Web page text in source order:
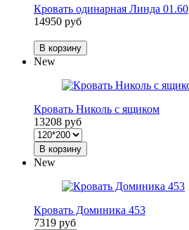
Кровать одинарная Линда 01.60
14950 руб
В корзину
New
Кровать Николь с ящиком
13208 руб
В корзину
New
Кровать Доминика 453
7319 руб